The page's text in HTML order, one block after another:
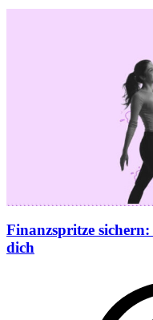
Finanzspritze sichern:
dich